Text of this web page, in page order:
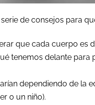
de consejos para
que cada cuerpo es
tenemos delante
dependiendo de la
o un niño).